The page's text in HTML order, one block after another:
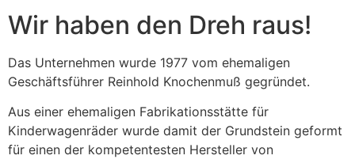
Wir haben den Dreh raus!
Das Unternehmen wurde 1977 vom ehemaligen
Geschäftsführer Reinhold Knochenmuß gegründet.
Aus einer ehemaligen Fabrikationsstätte für
Kinderwagenräder wurde damit der Grundstein geformt
für einen der kompetentesten Hersteller von